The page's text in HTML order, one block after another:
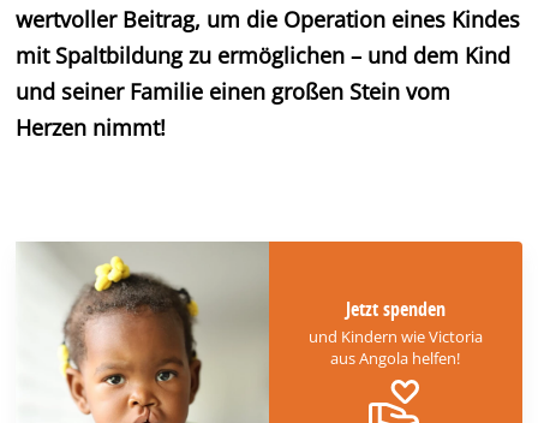
wertvoller Beitrag, um die Operation eines Kindes
mit Spaltbildung zu ermöglichen – und dem Kind
und seiner Familie einen großen Stein vom
Herzen nimmt!
Jetzt spenden
und Kindern wie Victoria
aus Angola helfen!